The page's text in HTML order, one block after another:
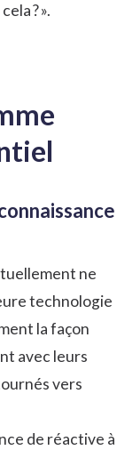
? ».
ne
technologie
la façon
avec leurs
vers
de réactive à